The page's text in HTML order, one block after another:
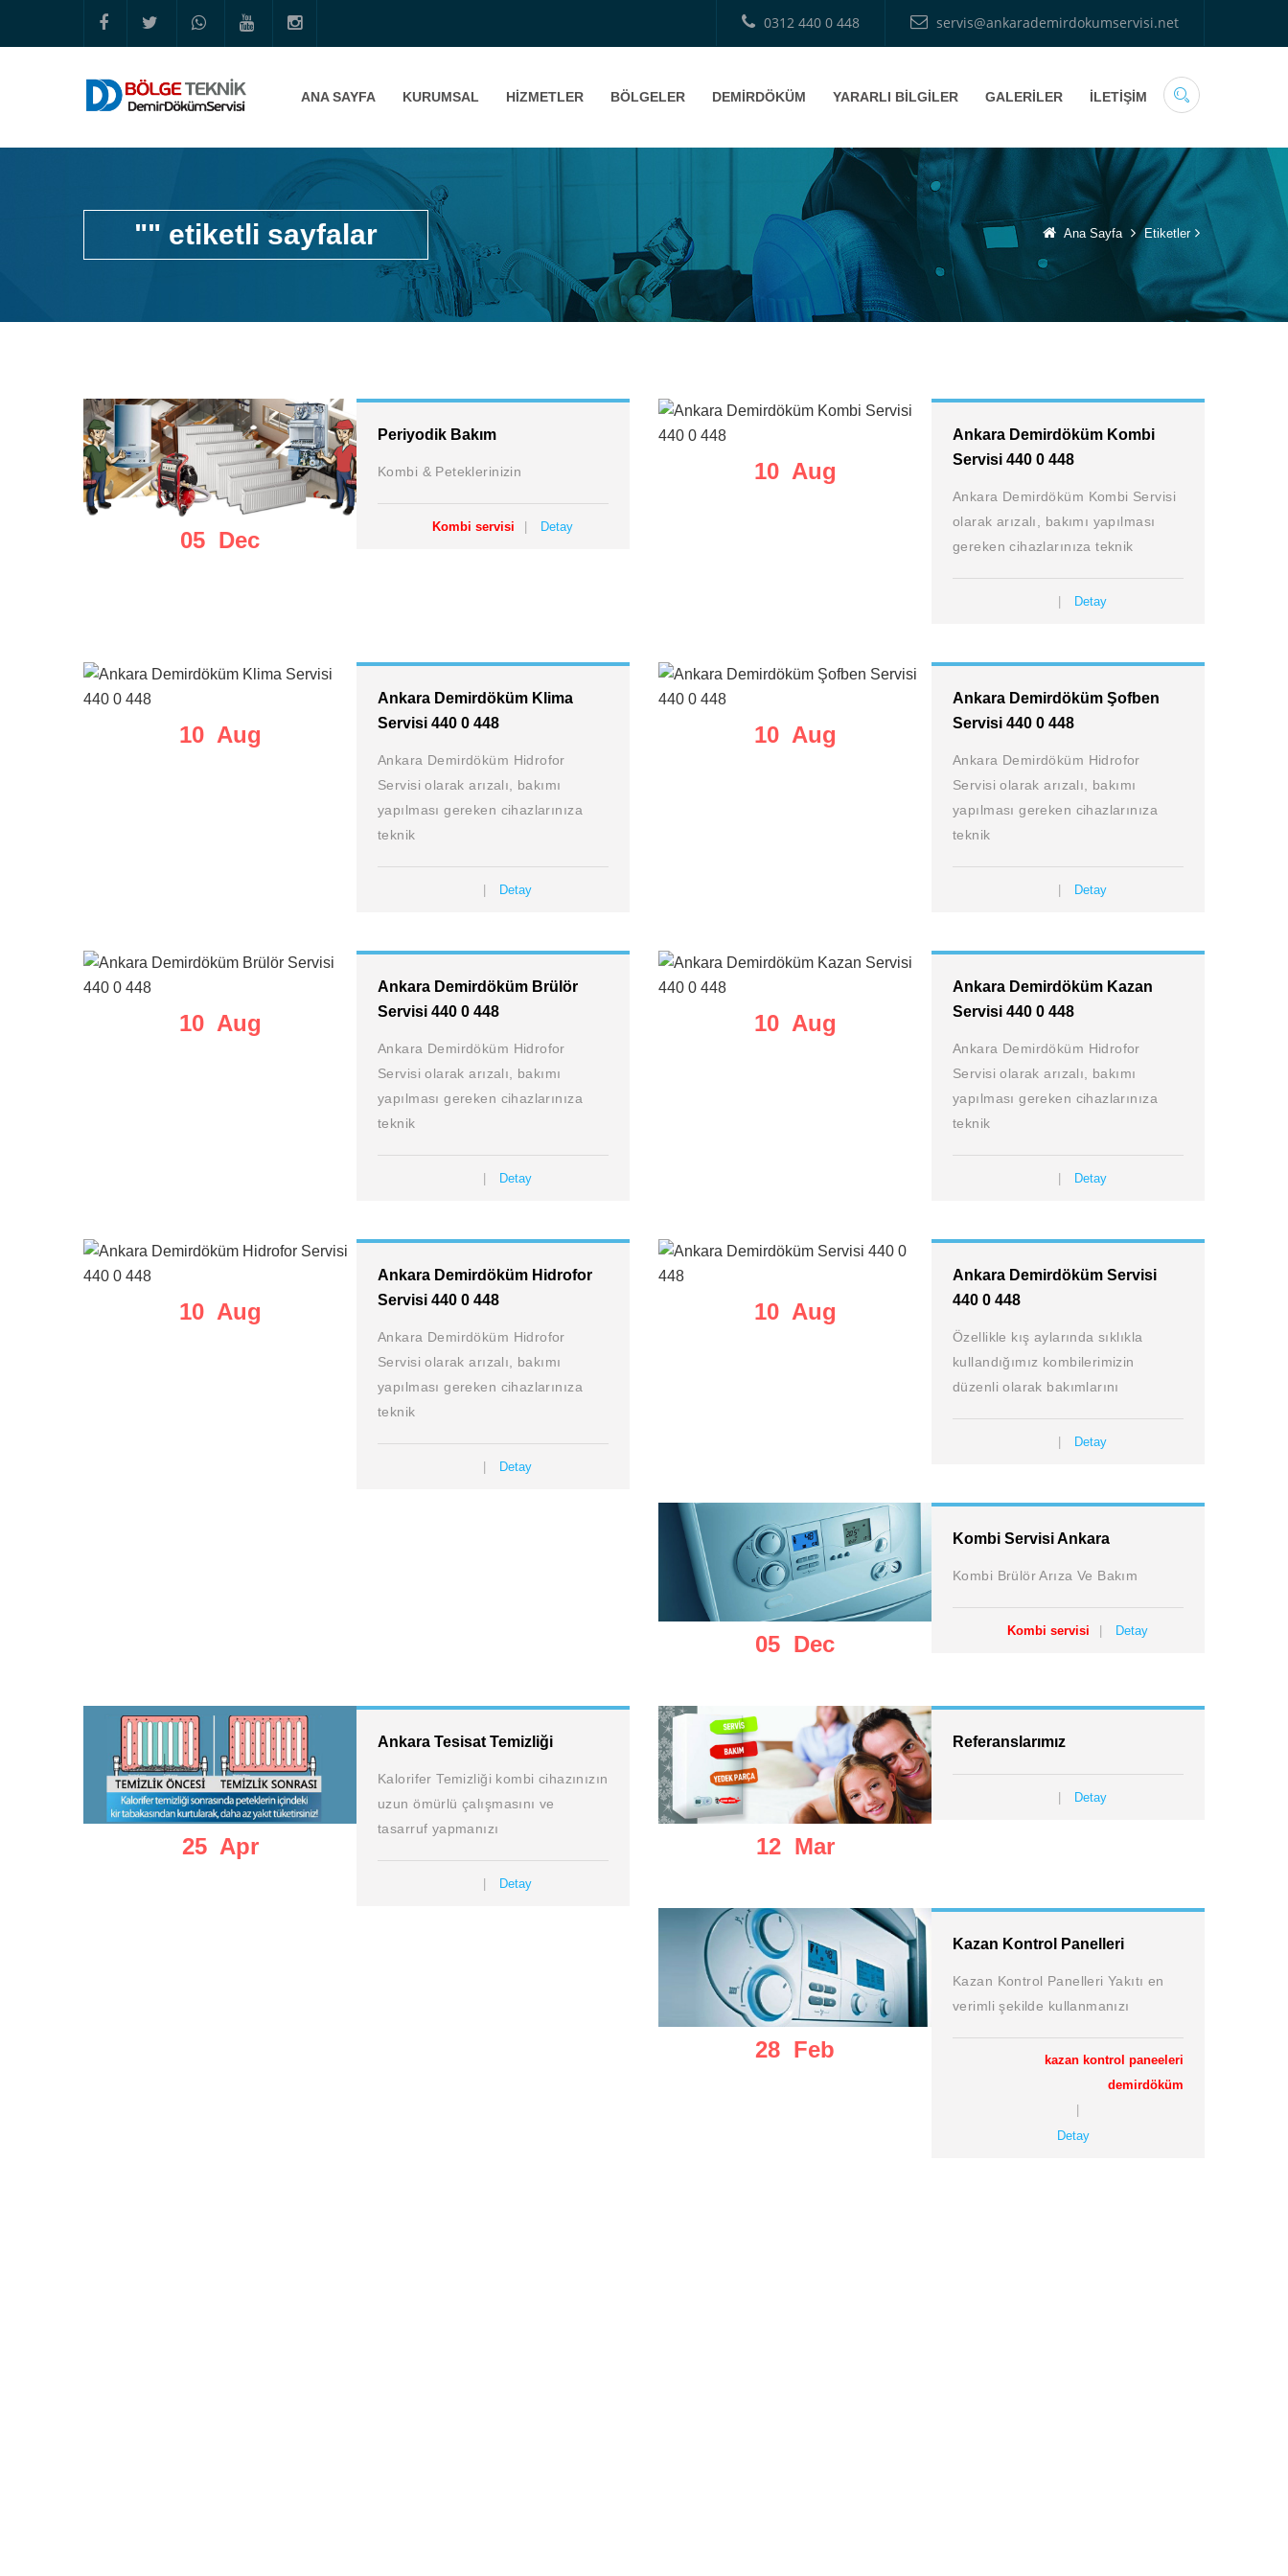
0312 440 0 448 servis@ankarademirdokumservisi.net
ANA SAYFA KURUMSAL HİZMETLER BÖLGELER DEMİRDÖKÜM YARARLI BİLGİLER GALERİLER İLETİŞİM
"" etiketli sayfalar Ana Sayfa Etiketler
05 Dec
Periyodik Bakım
Kombi & Peteklerinizin
Kombi servisi Detay
10 Aug
Ankara Demirdöküm Kombi
Servisi 440 0 448
Ankara Demirdöküm Kombi Servisi
olarak arızalı, bakımı yapılması
gereken cihazlarınıza teknik
Detay
10 Aug
Ankara Demirdöküm Klima
Servisi 440 0 448
Ankara Demirdöküm Hidrofor
Servisi olarak arızalı, bakımı
yapılması gereken cihazlarınıza
teknik
Detay
10 Aug
Ankara Demirdöküm Şofben
Servisi 440 0 448
Ankara Demirdöküm Hidrofor
Servisi olarak arızalı, bakımı
yapılması gereken cihazlarınıza
teknik
Detay
10 Aug
Ankara Demirdöküm Brülör
Servisi 440 0 448
Ankara Demirdöküm Hidrofor
Servisi olarak arızalı, bakımı
yapılması gereken cihazlarınıza
teknik
Detay
10 Aug
Ankara Demirdöküm Kazan
Servisi 440 0 448
Ankara Demirdöküm Hidrofor
Servisi olarak arızalı, bakımı
yapılması gereken cihazlarınıza
teknik
Detay
10 Aug
Ankara Demirdöküm Hidrofor
Servisi 440 0 448
Ankara Demirdöküm Hidrofor
Servisi olarak arızalı, bakımı
yapılması gereken cihazlarınıza
teknik
Detay
10 Aug
Ankara Demirdöküm Servisi
440 0 448
Özellikle kış aylarında sıklıkla
kullandığımız kombilerimizin
düzenli olarak bakımlarını
Detay
05 Dec
Kombi Servisi Ankara
Kombi Brülör Arıza Ve Bakım
Kombi servisi Detay
25 Apr
Ankara Tesisat Temizliği
Kalorifer Temizliği kombi cihazınızın
uzun ömürlü çalışmasını ve
tasarruf yapmanızı
Detay
12 Mar
Referanslarımız
Detay
28 Feb
Kazan Kontrol Panelleri
Kazan Kontrol Panelleri Yakıtı en
verimli şekilde kullanmanızı
kazan kontrol paneeleri
demirdöküm
Detay